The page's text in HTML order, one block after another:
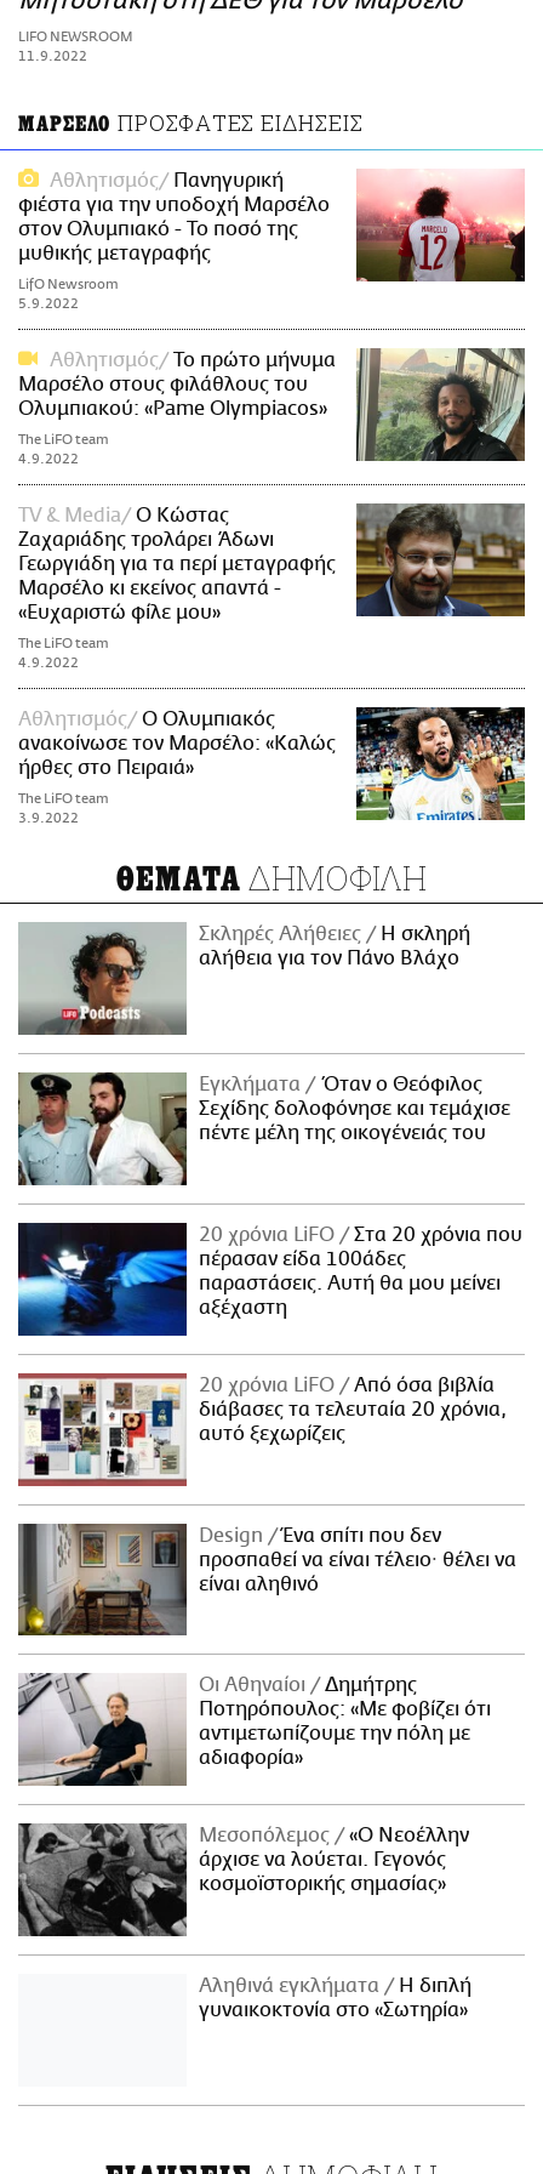
ΑΜΠΑ
PRINT
LIFO NEWSROOM
11.9.2022
ΜΑΡΣΕΛΟ ΠΡΟΣΦΑΤΕΣ ΕΙΔΗΣΕΙΣ
Αθλητισμός
Πανηγυρική
φιέστα για την υποδοχή Μαρσέλο
στον Ολυμπιακό - Το ποσό της
μυθικής μεταγραφής
LifO Newsroom
5.9.2022
Αθλητισμός
Το πρώτο μήνυμα
Μαρσέλο στους φιλάθλους του
Ολυμπιακού: «Pame Olympiacos»
The LiFO team
4.9.2022
TV & Media
Ο Κώστας
Ζαχαριάδης τρολάρει Άδωνι
Γεωργιάδη για τα περί μεταγραφής
Μαρσέλο κι εκείνος απαντά -
«Ευχαριστώ φίλε μου»
The LiFO team
4.9.2022
Αθλητισμός
Ο Ολυμπιακός
ανακοίνωσε τον Μαρσέλο: «Καλώς
ήρθες στο Πειραιά»
The LiFO team
3.9.2022
ΘΕΜΑΤΑ ΔΗΜΟΦΙΛΗ
Σκληρές Αλήθειες
H σκληρή
αλήθεια για τον Πάνο Βλάχο
Εγκλήματα
Όταν ο Θεόφιλος
Σεχίδης δολοφόνησε και τεμάχισε
πέντε μέλη της οικογένειάς του
20 χρόνια LiFO
Στα 20 χρόνια που
πέρασαν είδα 100άδες
παραστάσεις. Αυτή θα μου μείνει
αξέχαστη
20 χρόνια LiFO
Από όσα βιβλία
διάβασες τα τελευταία 20 χρόνια,
αυτό ξεχωρίζεις
Design
Ένα σπίτι που δεν
προσπαθεί να είναι τέλειο· θέλει να
είναι αληθινό
Οι Αθηναίοι
Δημήτρης
Ποτηρόπουλος: «Με φοβίζει ότι
αντιμετωπίζουμε την πόλη με
αδιαφορία»
Μεσοπόλεμος
«Ο Νεοέλλην
άρχισε να λούεται. Γεγονός
κοσμοϊστορικής σημασίας»
Αληθινά εγκλήματα
Η διπλή
γυναικοκτονία στο «Σωτηρία»